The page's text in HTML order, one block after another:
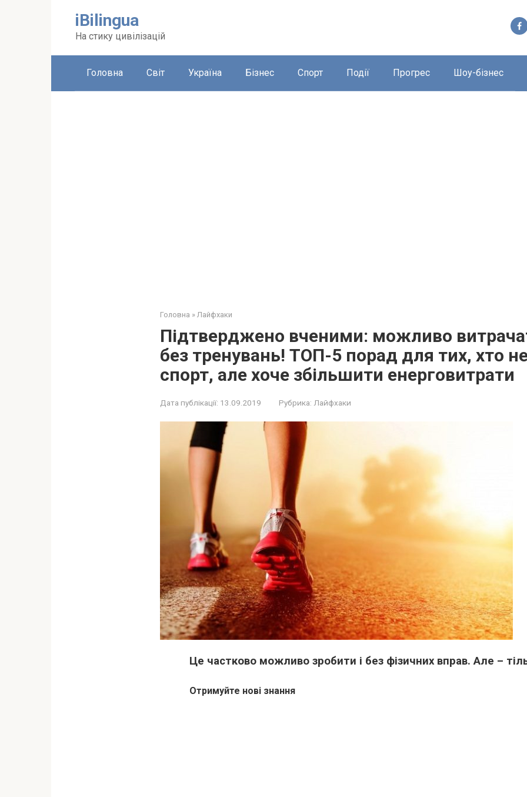
iBilingua
На стику цивілізацій
Головна Світ Україна Бізнес Спорт Події Прогрес Шоу-бізнес
Головна » Лайфхаки
Підтверджено вченими: можливо
без тренувань! ТОП-5 порад для тих, хто
спорт, але хоче збільшити енерговитрати
Дата публікації: 13.09.2019 Рубрика: Лайфхаки
Це частково можливо зробити і без фізичних вправ. Але –
Отримуйте нові знання